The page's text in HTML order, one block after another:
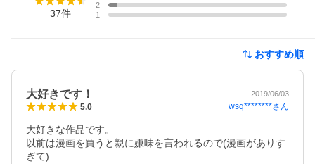
37件
2
1
おすすめ順
大好きです！ 2019/06/03
5.0 wsq********さん
大好きな作品です。
以前は漫画を買うと親に嫌味を言われるので(漫画がありす
ぎて)